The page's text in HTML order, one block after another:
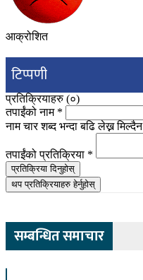
आक्रोशित
टिप्पणी
प्रतिक्रियाहरु (०)
तपाईंको नाम *
नाम चार शब्द भन्दा बढि लेख्न मिल्दैन
तपाईंको प्रतिक्रिया *
प्रतिक्रिया दिनुहोस्
थप प्रतिक्रियाहरु हेर्नुहोस्
सम्बन्धित समाचार